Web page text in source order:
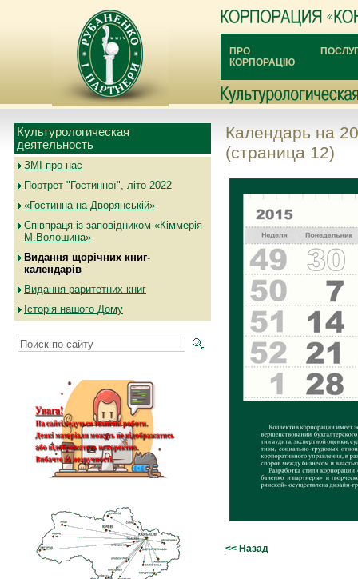
ПРО
КОРПОРАЦІЮ
Культурологическая
деятельность
ЗМІ про нас
Портрет "Гостинної", літо 2022
«Гостинна на Дворянській»
Співпраця із заповідником «Кіммерія
М.Волошина»
Видання щорічних книг-
календарів
Видання раритетних книг
Історія нашого Дому
Календарь на
(страница 12)
<< Назад